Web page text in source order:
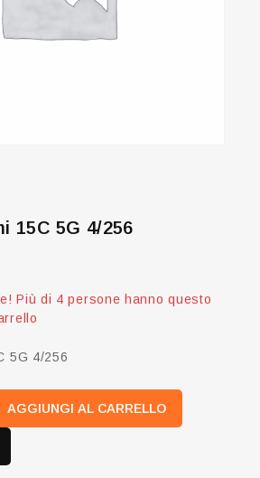
15C 5G 4/256
nelle ultime 19 ore
Più di 4 persone hanno questo
5G 4/256
AGGIUNGI AL CARRELLO